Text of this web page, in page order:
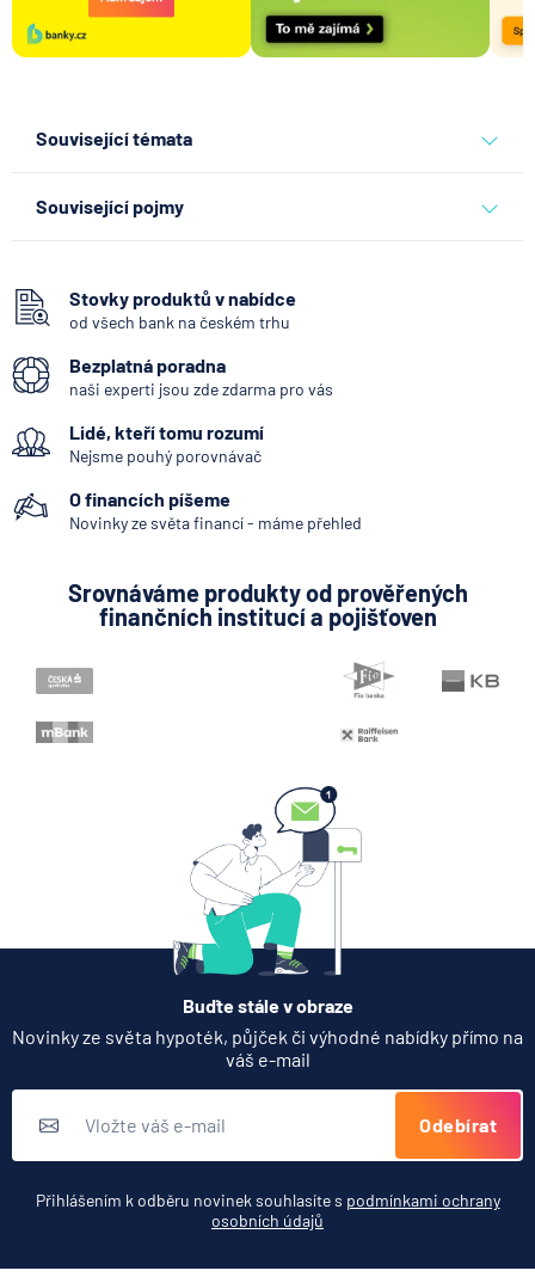
Související témata
Související pojmy
Bankomat
SEPA Platba
George Česká spořitelna
Systémově významná banka
Kodex mobility klientů
Mobilní bankovnictví
Zastoupení zahraniční banky
Bankovní notifikace
Variabilní symbol
Stovky produktů v nabídce
od všech bank na českém trhu
Bezplatná poradna
naši experti jsou zde zdarma pro vás
Lidé, kteří tomu rozumí
Nejsme pouhý porovnávač
O financích píšeme
Novinky ze světa financí - máme přehled
Srovnáváme produkty od prověřených
finančních institucí a pojišťoven
Buďte stále v obraze
Novinky ze světa hypoték, půjček či výhodné nabídky přímo na
váš e-mail
Odebírat
Přihlášením k odběru novinek souhlasíte s podmínkami ochrany
osobních údajů